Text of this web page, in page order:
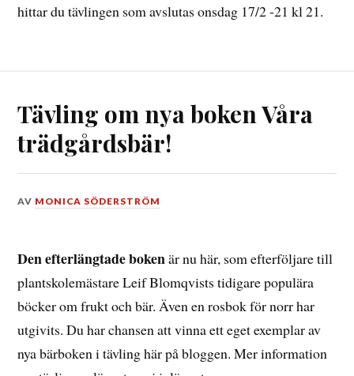
hittar du tävlingen som avslutas onsdag 17/2 -21 kl 21.
Tävling om nya boken Våra
trädgårdsbär!
DEN
2021
AV MONICA SÖDERSTRÖM
Den efterlängtade bokenär nu här, som efterföljare till
plantskolemästare Leif Blomqvists tidigare populära
böcker om frukt och bär. Även en rosbok för norr har
utgivits. Du har chansen att vinna ett eget exemplar av
nya bärboken i tävling här på bloggen. Mer information